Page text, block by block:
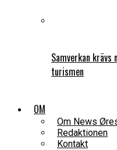
Samverkan
turismen
OM
Om News
Redaktionen
Kontakt